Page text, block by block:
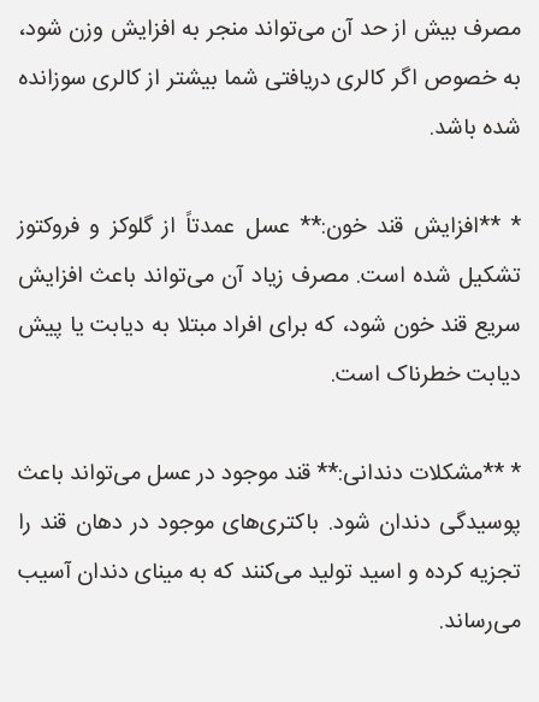
مصرف بیش از حد آن می‌تواند منجر به افزایش وزن شود،
به خصوص اگر کالری دریافتی شما بیشتر از کالری سوزانده
شده باشد.
* **افزایش قند خون:** عسل عمدتاً از گلوکز و فروکتوز
تشکیل شده است. مصرف زیاد آن می‌تواند باعث افزایش
سریع قند خون شود، که برای افراد مبتلا به دیابت یا پیش
دیابت خطرناک است.
* **مشکلات دندانی:** قند موجود در عسل می‌تواند باعث
پوسیدگی دندان شود. باکتری‌های موجود در دهان قند را
تجزیه کرده و اسید تولید می‌کنند که به مینای دندان آسیب
می‌رساند.